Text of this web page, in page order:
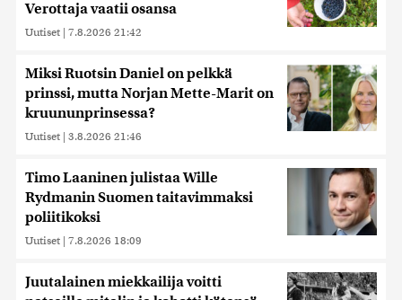
Verottaja vaatii osansa
Uutiset | 7.8.2026 21:42
Miksi Ruotsin Daniel on pelkkä
prinssi, mutta Norjan Mette-Marit on
kruununprinsessa?
Uutiset | 3.8.2026 21:46
Timo Laaninen julistaa Wille
Rydmanin Suomen taitavimmaksi
poliitikoksi
Uutiset | 7.8.2026 18:09
Juutalainen miekkailija voitti